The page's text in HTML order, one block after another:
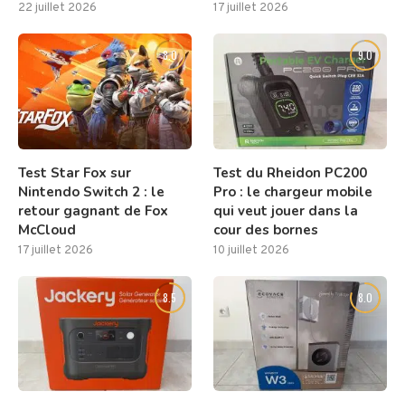
22 juillet 2026 17 juillet 2026
8.0
Test Star Fox sur
Nintendo Switch 2 : le
retour gagnant de Fox
McCloud
17 juillet 2026
9.0
Test du Rheidon PC200
Pro : le chargeur mobile
qui veut jouer dans la
cour des bornes
10 juillet 2026
8.5 8.0